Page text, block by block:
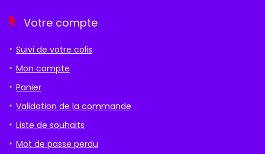
Votre compte
Suivi de votre colis
Mon compte
Panier
Validation de la commande
Liste de souhaits
Mot de passe perdu